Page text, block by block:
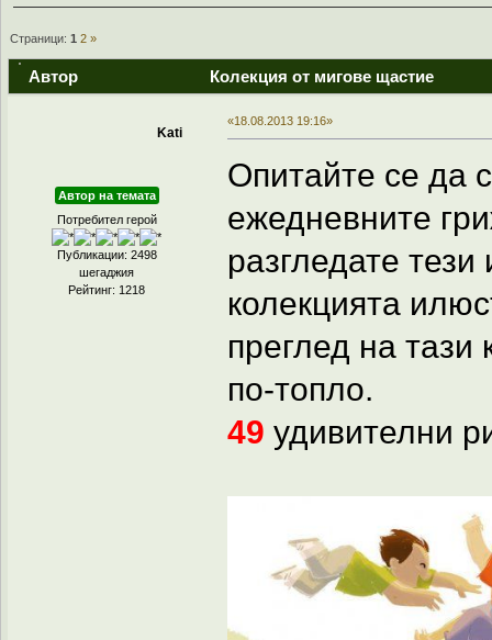
Страници:1 2 »
Автор Колекция от мигове щастие
Kati
Автор на темата
Потребител герой
Публикации: 2498
шегаджия
Рейтинг: 1218
«18.08.2013 19:16»
Опитайте се да
ежедневните
разгледате
колекцията
преглед на тази
по-топло.
49 удивителни